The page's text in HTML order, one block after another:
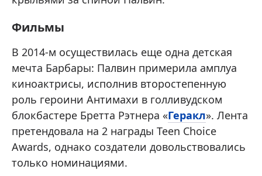
Фильмы
В 2014-м осуществилась еще одна детская
мечта Барбары: Палвин примерила амплуа
киноактрисы, исполнив второстепенную
роль героини Антимахи в голливудском
блокбастере Бретта Рэтнера «Геракл». Лента
претендовала на 2 награды Teen Choice
Awards, однако создатели довольствовались
только номинациями.